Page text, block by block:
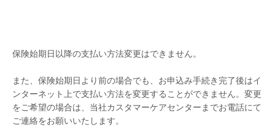
保険始期日以降の支払い方法変更はできません。
また、保険始期日より前の場合でも、お申込み手続き完了後はイ
ンターネット上で支払い方法を変更することができません。変更
をご希望の場合は、当社カスタマーケアセンターまでお電話にて
ご連絡をお願いいたします。